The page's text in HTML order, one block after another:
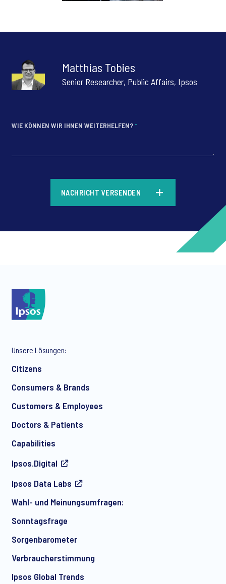
Matthias Tobies
Senior Researcher, Public Affairs, Ipsos
WIE KÖNNEN WIR IHNEN WEITERHELFEN?*
Marketingmitteilungen über Produkte und Dienstleistungen
Artikeln von Ipsos zu erhalten. Sie können Ihre Zustimmung
jederzeit mit Wirkung für die Zukunft widerrufen.
NACHRICHT VERSENDEN
Unsere Lösungen:
Citizens
Consumers & Brands
Customers & Employees
Doctors & Patients
Capabilities
Ipsos.Digital
Ipsos Data Labs
Wahl- und Meinungsumfragen:
Sonntagsfrage
Sorgenbarometer
Verbraucherstimmung
Ipsos Global Trends